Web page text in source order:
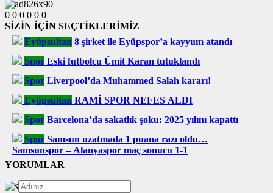
0 0 0 0 0 0
SİZİN İÇİN SEÇTİKLERİMİZ
Eyüpsultan 8 şirket ile Eyüpspor’a kayyum atandı
Spor Eski futbolcu Ümit Karan tutuklandı
Spor Liverpool’da Muhammed Salah kararı!
Eyüpsultan RAMİ SPOR NEFES ALDI
Spor Barcelona’da sakatlık şoku: 2025 yılını kapattı
Spor Samsun uzatmada 1 puana razı oldu…
Samsunspor – Alanyaspor maç sonucu 1-1
YORUMLAR